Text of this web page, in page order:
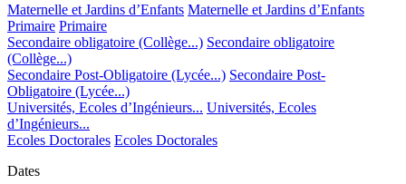
Maternelle et Jardins d’Enfants Maternelle et Jardins d’Enfants
Primaire Primaire
Secondaire obligatoire (Collège...) Secondaire obligatoire
(Collège...)
Secondaire Post-Obligatoire (Lycée...) Secondaire Post-
Obligatoire (Lycée...)
Universités, Ecoles d’Ingénieurs... Universités, Ecoles
d’Ingénieurs...
Ecoles Doctorales Ecoles Doctorales
Dates